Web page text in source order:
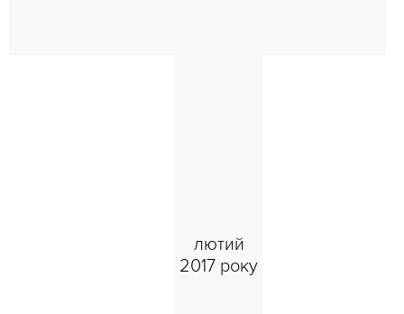
лютий
2017 року